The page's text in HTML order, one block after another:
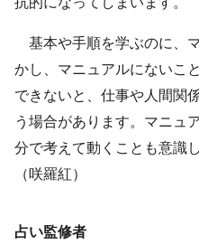
基本や手順を学ぶのに、
かし、マニュアルにないこ
できないと、仕事や人間関
う場合があります。マニュ
分で考えて動くことも意識
（咲羅紅）
占い監修者